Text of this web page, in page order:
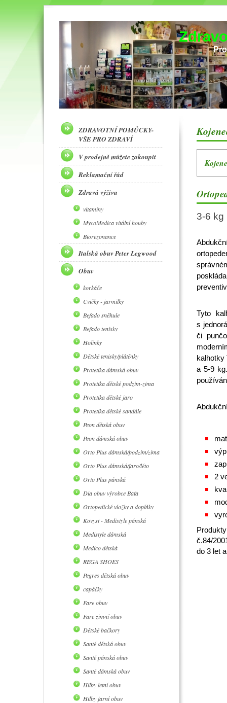
3-6
Tyto
s
či
kalhotky
a 5-9
2
č.84/
do 3 let
ZDRAVOTNÍ POMŮCKY-
VŠE PRO ZDRAVÍ
V prodejně můžete zakoupit
Reklamační řád
Zdravá výživa
vitamíny
MycoMedica vitální houby
Biorezonance
Italská obuv Peter Legwood
Obuv
korkáče
Cvičky - jarmilky
Befado sněhule
Befado tenisky
Holínky
Dětské tenisky/plátěnky
Protetika dámská obuv
Protetika dětské podzim-zima
Protetika dětské jaro
Protetika dětské sandále
Peon dětská obuv
Peon dámská obuv
Orto Plus dámská/podzim/zima
Orto Plus dámská/jaro/léto
Orto Plus pánská
Dia obuv výrobce Baťa
Ortopedické vložky a doplňky
Kovyst - Medistyle pánská
Medistyle dámská
Medico dětská
REGA SHOES
Pegres dětská obuv
capáčky
Fare obuv
Fare zimní obuv
Dětské bačkory
Santé dětská obuv
Santé pánská obuv
Santé dámská obuv
Hilby letní obuv
Hilby jarní obuv